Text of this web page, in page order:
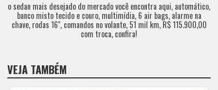
o sedan mais desejado do mercado você encontra aqui, automático,
banco misto tecido e couro, multimídia, 6 air bags, alarme na
chave, rodas 16", comandos no volante, 51 mil km, R$ 115.900,00
com troca, confira!
VEJA TAMBÉM